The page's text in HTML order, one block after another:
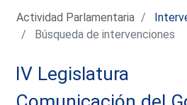
Actividad Parlamentaria
Búsqueda de intervenciones
IV Legislatura